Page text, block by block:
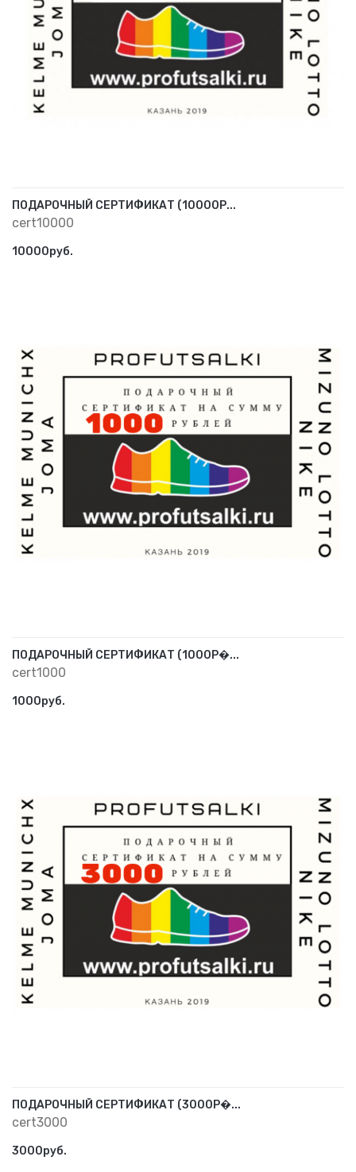
ПОДАРОЧНЫЙ СЕРТИФИКАТ (10000Р...
cert10000
10000руб.
ПОДАРОЧНЫЙ СЕРТИФИКАТ (1000Р�...
cert1000
1000руб.
ПОДАРОЧНЫЙ СЕРТИФИКАТ (3000Р�...
cert3000
3000руб.